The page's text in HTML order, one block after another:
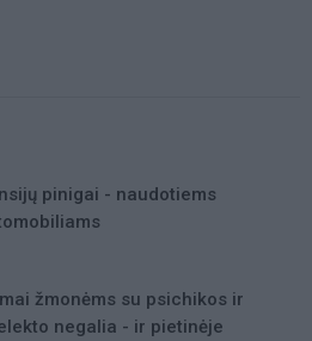
pinigai - naudotiems
žmonėms su psichikos ir
negalia - ir pietinėje